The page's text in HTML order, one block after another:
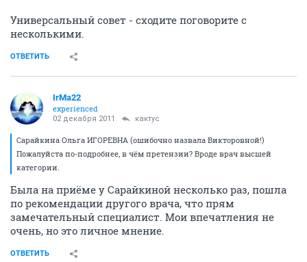
Универсальный совет - сходите поговорите с
несколькими.
ОТВЕТИТЬ
IrMa22
experienced
02 декабря 2011 кактус
Сарайкина Ольга ИГОРЕВНА (ошибочно назвала Викторовной!)
Пожалуйста по-подробнее, в чём претензии? Вроде врач высшей
категории.
Была на приёме у Сарайкиной несколько раз, пошла
по рекомендации другого врача, что прям
замечательный специалист. Мои впечатления не
очень, но это личное мнение.
ОТВЕТИТЬ